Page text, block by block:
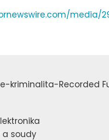
media/
kriminalita-Recorded
a soudy